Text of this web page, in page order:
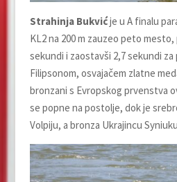
Strahinja Bukvićje u A finalu
KL2 na 200 m zauzeo peto
sekundi i zaostavši 2,7 sekundi
Filipsonom, osvajačem zlatne
bronzani s Evropskog prvenstva
se popne na postolje, dok je
Volpiju, a bronza Ukrajincu